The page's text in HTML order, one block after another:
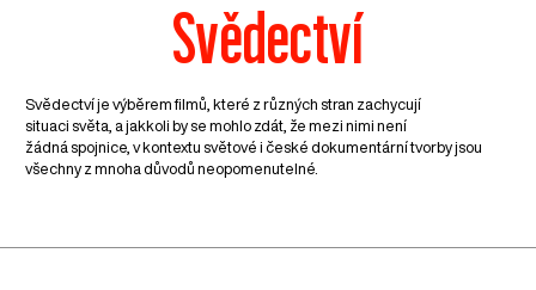
Svědectví
Svědectví je výběrem filmů, které z různých stran zachycují
situaci světa, a jakkoli by se mohlo zdát, že mezi nimi není
žádná spojnice, v kontextu světové i české dokumentární tvorby jsou
všechny z mnoha důvodů neopomenutelné.